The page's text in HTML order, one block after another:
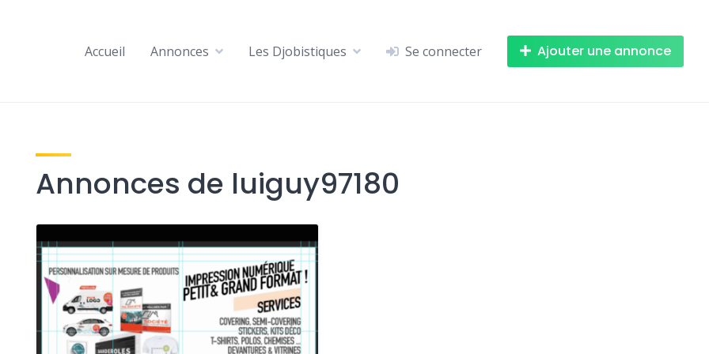
Accueil Annonces Les Djobistiques Se connecter Ajouter une annonce
Annonces de luiguy97180